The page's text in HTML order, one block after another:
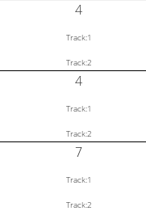
4
Track:1
Track:2
4
Track:1
Track:2
7
Track:1
Track:2